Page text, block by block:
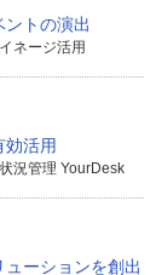
工場、倉庫向
ジナルコンテ
、展示会での
での施策が紹
ジタルサイネ
、企業におけ
提案していま
トの演出
ネージ活用
効活用
況管理 YourDesk
ーションを創出